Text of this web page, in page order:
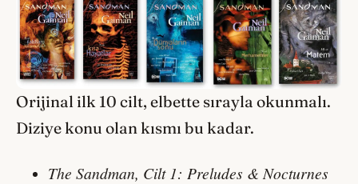
Orijinal ilk 10 cilt, elbette sırayla okunmalı.
Diziye konu olan kısmı bu kadar.
The Sandman, Cilt 1: Preludes & Nocturnes